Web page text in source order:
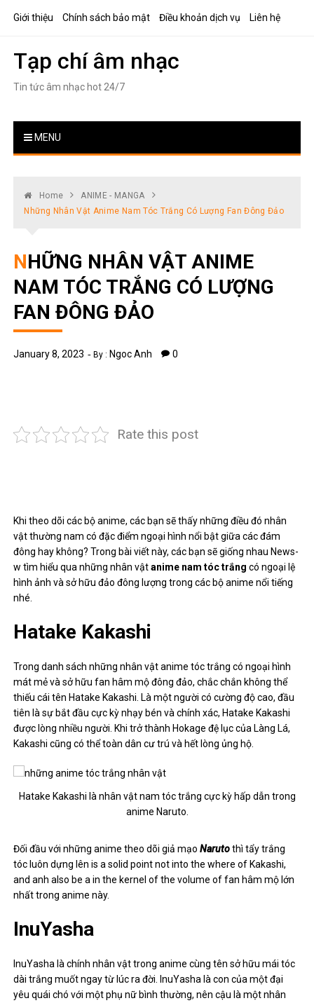
Giới thiệu Chính sách bảo mật Điều khoản dịch vụ Liên hệ
Tạp chí âm nhạc
Tin tức âm nhạc hot 24/7
MENU
Home
ANIME - MANGA
Những Nhân Vật Anime Nam Tóc Trắng Có Lượng Fan Đông Đảo
NHỮNG NHÂN VẬT ANIME
NAM TÓC TRẮNG CÓ LƯỢNG
FAN ĐÔNG ĐẢO
January 8, 2023 By : Ngoc Anh 0
Rate this post
Khi theo dõi các bộ anime, các bạn sẽ thấy những điều đónhân
vậtthường nam có đặc điểm ngoại hình nổi bật giữa các đám
đông hay không? Trong bài viết này, các bạn sẽ giống nhau News-
w tìm hiểu qua những nhân vậtanime nam tóc trắng có ngoại lệ
hình ảnh và sở hữu đảo đông lượng trong các bộ anime nổi tiếng
nhé.
Hatake Kakashi
Trong danh sách những nhân vật anime tóc trắng có ngoại hình
mát mẻ và sở hữu fan hâm mộ đông đảo, chắc chắn không thể
thiếu cái tên Hatake Kakashi. Là một người có cường độ cao, đầu
tiên là sự bắt đầu cực kỳ nhạy bén và chính xác, Hatake Kakashi
được lòng nhiều người. Khi trở thành Hokage đệ lục của Làng Lá,
Kakashi cũng có thể toàn dân cư trú và hết lòng ủng hộ.
Hatake Kakashi là nhân vật nam tóc trắng cực kỳ hấp dẫn trong
anime Naruto.
Đối đầu với những anime theo dõi giả mạoNarutothìtẩy trắng
tóc luôn dựng lên is a solid point not into the where of Kakashi,
and anh also be a in the kernel of the volume of fan hâm mộ lớn
nhất trong anime này.
InuYasha
InuYasha là chính nhân vật trong anime cùng tên sở hữu mái tóc
dài trắng muốt ngay từ lúc ra đời. InuYasha là con của một đại
yêu quái chó với một phụ nữ bình thường, nên cậu là một nhân